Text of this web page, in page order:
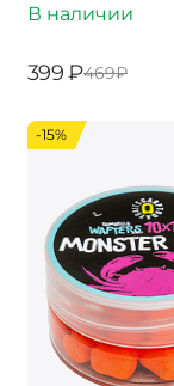
В наличии
‍399‍ ₽‍469‍₽
-15%